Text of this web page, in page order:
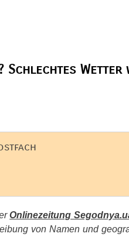
Schlechtes Wetter
Onlinezeitung
von Namen und